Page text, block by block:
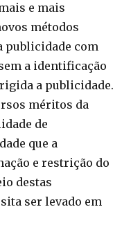
e mais
métodos
publicidade com
a identificação
a publicidade.
méritos da
de
que a
e restrição do
destas
ser levado em